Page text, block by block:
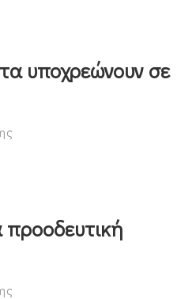
υποχρεώνουν σε
προοδευτική